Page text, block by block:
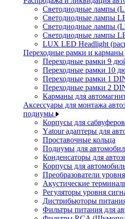
Светодиодные лампы
Светодиодные лампы
Светодиодные лампы
Светодиодные лампы
LUX LED Headlight
Переходные рамки и карманы
Переходные рамки 9
Переходные рамки 10
Переходные рамки 1
Переходные рамки 2
Карманы для
Аксессуары для монтажа
подиумы
Корпусы для сабвуферов
Yаtour адаптеры для
Проставочные кольца
Подиумы для
Конденсаторы для
Корпусы для
Преобразователи уровня
Акустические
Регуляторы уровня
Дистрибьюторы
Фильтры питания для